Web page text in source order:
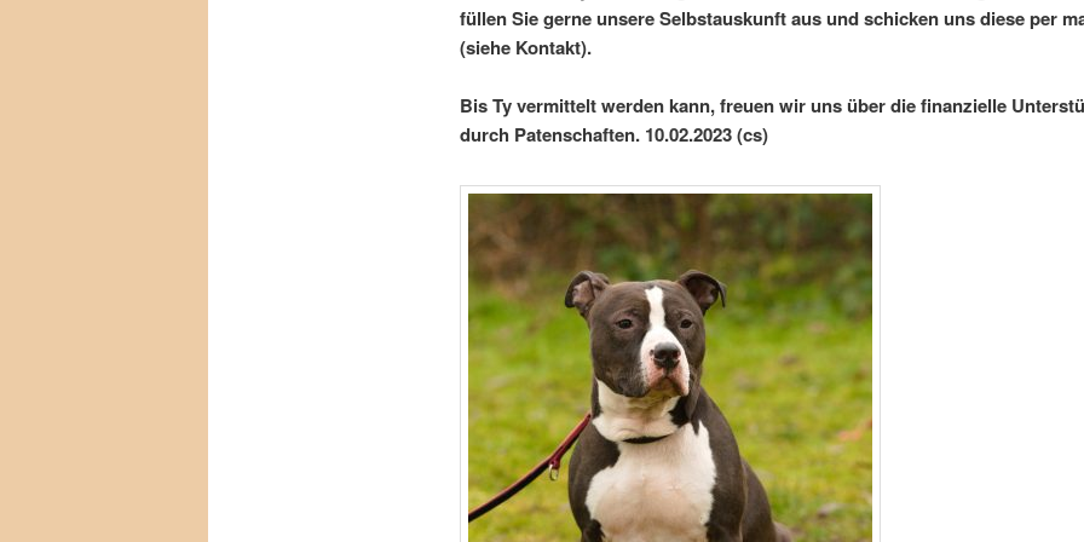
füllen Sie gerne unsere Selbstauskunft aus und schicken uns diese per
(siehe Kontakt).
Bis Ty vermittelt werden kann, freuen wir uns über die finanzielle
durch Patenschaften. 10.02.2023 (cs)